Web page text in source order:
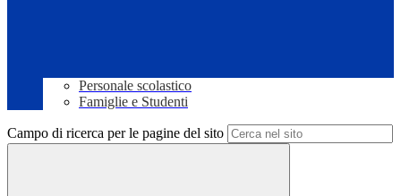
Personale scolastico
Famiglie e Studenti
Campo di ricerca per le pagine del sito